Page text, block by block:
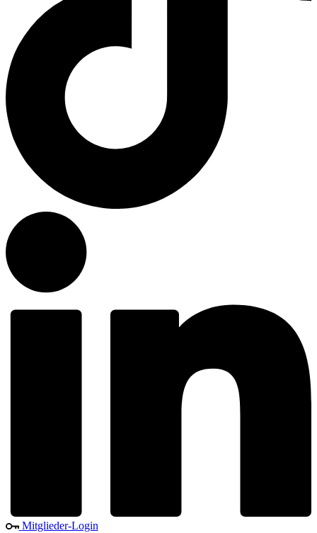
Mitglieder-Login